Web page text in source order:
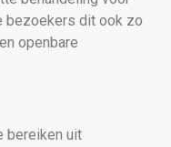
bezoekers dit ook zo
openbare
bereiken uit